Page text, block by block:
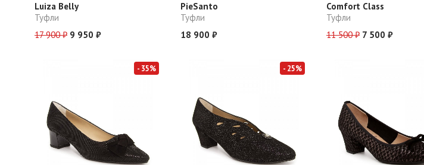
Luiza Belly
Туфли
17 900 ₽ 9 950 ₽
PieSanto
Туфли
18 900 ₽
Comfort Class
Туфли
11 500 ₽ 7 500 ₽
- 35% - 25%